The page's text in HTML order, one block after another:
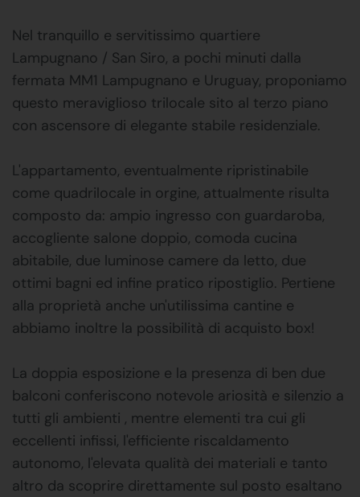
Nel tranquillo e servitissimo quartiere
Lampugnano / San Siro, a pochi minuti dalla
fermata MM1 Lampugnano e Uruguay, proponiamo
questo meraviglioso trilocale sito al terzo piano
con ascensore di elegante stabile residenziale.
L'appartamento, eventualmente ripristinabile
come quadrilocale in orgine, attualmente risulta
composto da: ampio ingresso con guardaroba,
accogliente salone doppio, comoda cucina
abitabile, due luminose camere da letto, due
ottimi bagni ed infine pratico ripostiglio. Pertiene
alla proprietà anche un'utilissima cantine e
abbiamo inoltre la possibilità di acquisto box!
La doppia esposizione e la presenza di ben due
balconi conferiscono notevole ariosità e silenzio a
tutti gli ambienti , mentre elementi tra cui gli
eccellenti infissi, l'efficiente riscaldamento
autonomo, l'elevata qualità dei materiali e tanto
altro da scoprire direttamente sul posto esaltano